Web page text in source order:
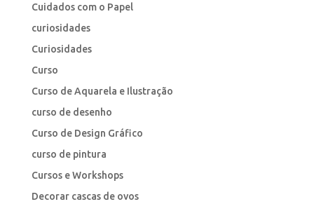
Cuidados com o Papel
curiosidades
Curiosidades
Curso
Curso de Aquarela e Ilustração
curso de desenho
Curso de Design Gráfico
curso de pintura
Cursos e Workshops
Decorar cascas de ovos